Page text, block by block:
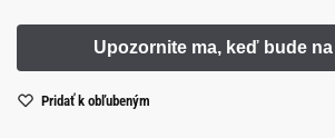
Pridať k obľubeným